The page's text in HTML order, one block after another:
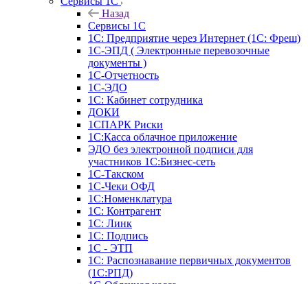
Назад
Сервисы 1С
1С: Предприятие через Интернет (1С: Фреш)
1С-ЭПД ( Электронные перевозочные
документы )
1С-Отчетность
1С-ЭДО
1С: Кабинет сотрудника
ДОКИ
1СПАРК Риски
1С:Касса облачное приложение
ЭДО без электронной подписи для
участников 1С:Бизнес-сеть
1С-Такском
1С-Чеки ОФД
1С:Номенклатура
1С: Контрагент
1С: Линк
1С: Подпись
1С - ЭТП
1С: Распознавание первичных документов
(1С:РПД)